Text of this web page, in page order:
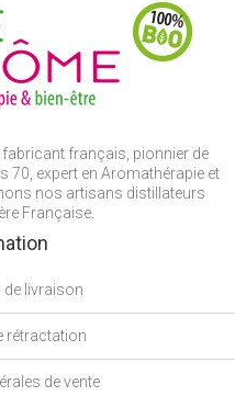
français, pionnier de
70, expert en Aromathérapie et
nos artisans distillateurs
Française.
livraison
rétractation
de vente